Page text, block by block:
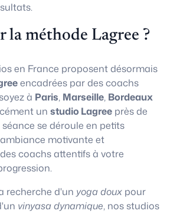
la méthode Lagree ?
en France proposent désormais
encadrées par des coachs
à Paris, Marseille, Bordeaux
un studio Lagree près de
se déroule en petits
motivante et
coachs attentifs à votre
recherche d'un yoga doux pour
vinyasa dynamique, nos studios